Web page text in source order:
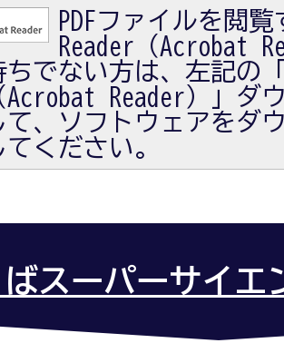
PDFファイルを閲
Reader（Acrobat
でない方は、左記の
Acrobat Reader）」ダ
て、ソフトウェアをダ
てください。
スーパーサイエ